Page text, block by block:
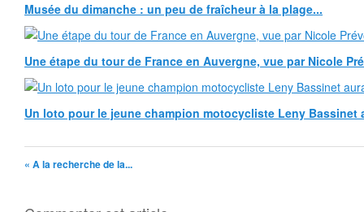
Musée du dimanche : un peu de fraîcheur à la plage...
Une étape du tour de France en Auvergne, vue par Nicole
Un loto pour le jeune champion motocycliste Leny Bassinet
« A la recherche de la...